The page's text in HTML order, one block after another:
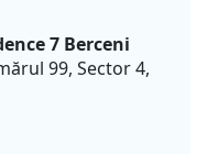
7 Berceni
99, Sector 4,